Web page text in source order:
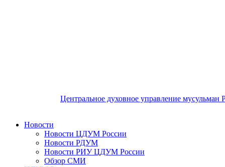
Центральное духовное управление мусульман
Новости
Новости ЦДУМ России
Новости РДУМ
Новости РИУ ЦДУМ России
Обзор СМИ